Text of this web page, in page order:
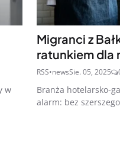
w
Migranci z
ratunkiem dla
RSS•newsSie. 05, 2025
Branża hotelarsko-
alarm: bez